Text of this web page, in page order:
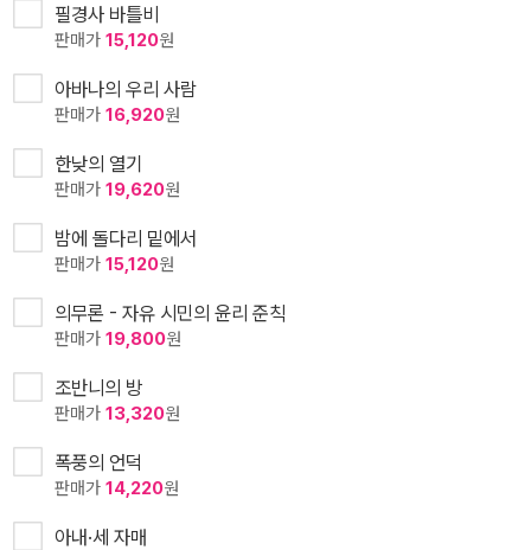
필경사 바틀비
판매가 15,120원
아바나의 우리 사람
판매가 16,920원
한낮의 열기
판매가 19,620원
밤에 돌다리 밑에서
판매가 15,120원
의무론 - 자유 시민의 윤리 준칙
판매가 19,800원
조반니의 방
판매가 13,320원
폭풍의 언덕
판매가 14,220원
아내·세 자매